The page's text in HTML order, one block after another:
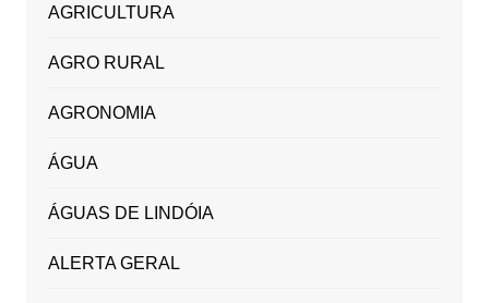
AGRICULTURA
AGRO RURAL
AGRONOMIA
ÁGUA
ÁGUAS DE LINDÓIA
ALERTA GERAL